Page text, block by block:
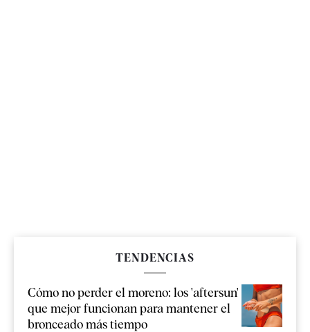
TENDENCIAS
Cómo no perder el moreno: los 'aftersun'
que mejor funcionan para mantener el
bronceado más tiempo